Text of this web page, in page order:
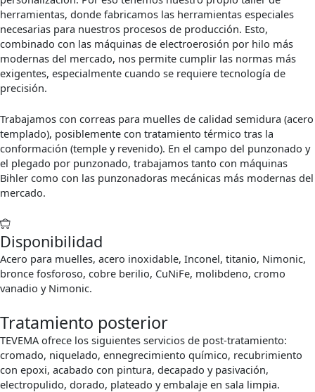
herramientas, donde fabricamos las herramientas especiales
necesarias para nuestros procesos de producción. Esto,
combinado con las máquinas de electroerosión por hilo más
modernas del mercado, nos permite cumplir las normas más
exigentes, especialmente cuando se requiere tecnología de
precisión.
Trabajamos con correas para muelles de calidad semidura (acero
templado), posiblemente con tratamiento térmico tras la
conformación (temple y revenido). En el campo del punzonado y
el plegado por punzonado, trabajamos tanto con máquinas
Bihler como con las punzonadoras mecánicas más modernas del
mercado.
Disponibilidad
Acero para muelles, acero inoxidable, Inconel, titanio, Nimonic,
bronce fosforoso, cobre berilio, CuNiFe, molibdeno, cromo
vanadio y Nimonic.
Tratamiento posterior
TEVEMA ofrece los siguientes servicios de post-tratamiento:
cromado, niquelado, ennegrecimiento químico, recubrimiento
con epoxi, acabado con pintura, decapado y pasivación,
electropulido, dorado, plateado y embalaje en sala limpia.